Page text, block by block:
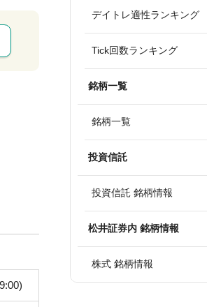
デイトレ適性ランキング
Tick回数ランキング
銘柄一覧
銘柄一覧
投資信託
投資信託 銘柄情報
松井証券内 銘柄情報
株式 銘柄情報